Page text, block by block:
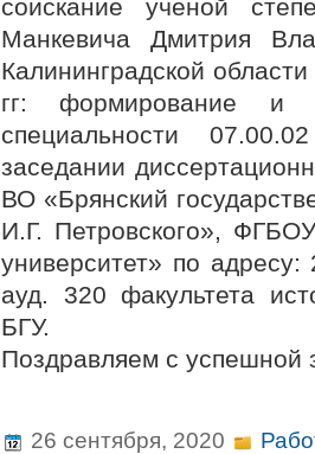
соискание ученой
Манкевича Дмитрия
Калининградской
гг: формирование и
специальности
заседании
ВО «Брянский
И.Г. Петровского»,
университет» по
ауд. 320 факультета
БГУ.
Поздравляем с успешной
26 сентября, 2020